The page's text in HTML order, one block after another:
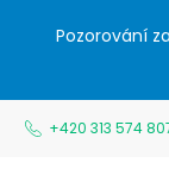
Pozorování
+420 313 574